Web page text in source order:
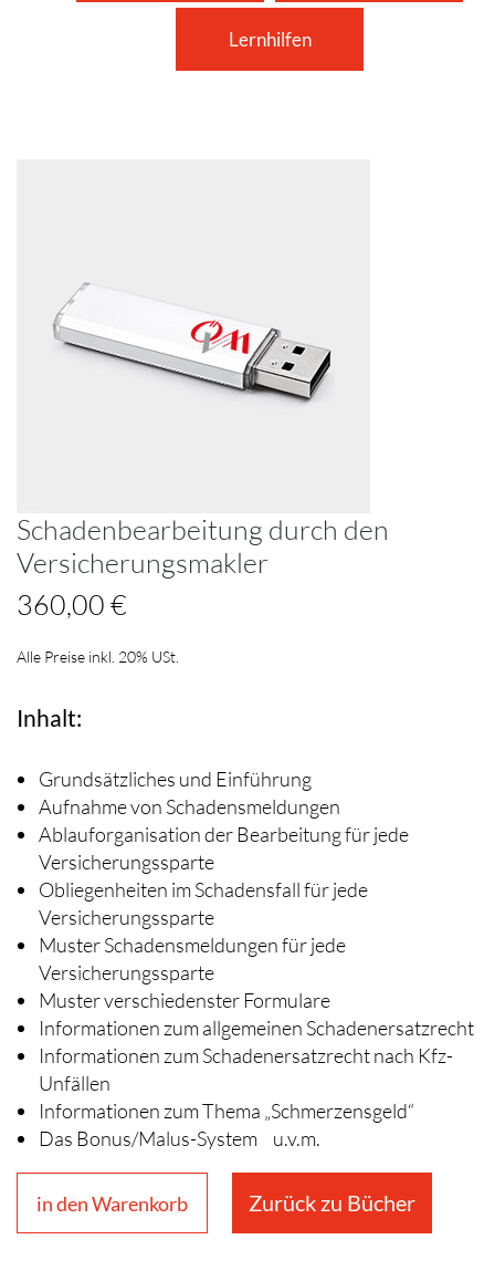
Lernhilfen
Schadenbearbeitung durch den
Versicherungsmakler
360,00 €
Alle Preise inkl. 20% USt.
Inhalt:
Grundsätzliches und Einführung
Aufnahme von Schadensmeldungen
Ablauforganisation der Bearbeitung für jede
Versicherungssparte
Obliegenheiten im Schadensfall für jede
Versicherungssparte
Muster Schadensmeldungen für jede
Versicherungssparte
Muster verschiedenster Formulare
Informationen zum allgemeinen Schadenersatzrecht
Informationen zum Schadenersatzrecht nach Kfz-
Unfällen
Informationen zum Thema „Schmerzensgeld“
Das Bonus/Malus-System u.v.m.
Zurück zu Bücher